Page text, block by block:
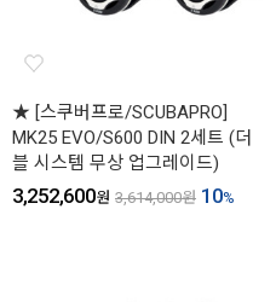
★ [스쿠버프로/SCUBAPRO]
MK25 EVO/S600 DIN 2세트 (더
블 시스템 무상 업그레이드)
3,252,600원 3,614,000원 10%